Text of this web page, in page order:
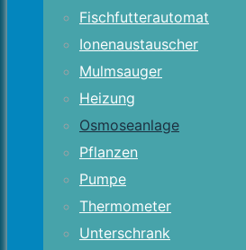
Fischfutterautomat
Ionenaustauscher
Mulmsauger
Heizung
Osmoseanlage
Pflanzen
Pumpe
Thermometer
Unterschrank